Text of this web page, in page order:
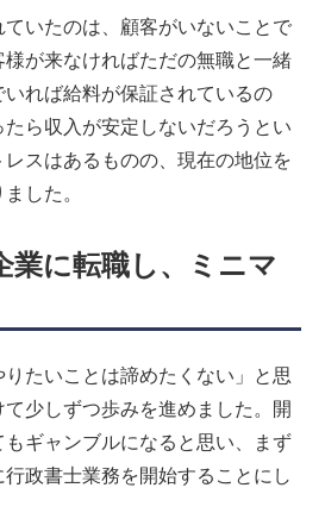
いたのは、顧客がいないことで
様が来なければただの無職と一緒
れば給料が保証されているの
ら収入が安定しないだろうとい
レスはあるものの、現在の地位を
した。
に転職し、
ミニマ
りたいことは諦めたくない」と思
少しずつ歩みを進めました。開
ギャンブルになると思い、まず
政書士業務を開始することにし